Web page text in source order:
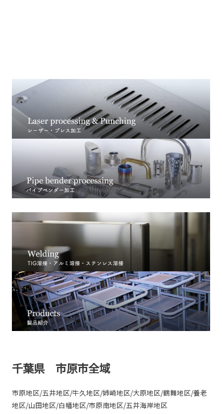
千葉県 市原市全域
市原地区/五井地区/牛久地区/姉崎地区/大原地区/鶴舞地区/養老
地区/山田地区/白幡地区/市原南地区/五井海岸地区